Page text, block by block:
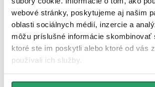
webové stránky, poskytujeme aj našim
oblasti sociálnych médií, inzercie a
môžu príslušné informácie skombinovať
ktoré ste im poskytli alebo ktoré od vás
používali ich služby.